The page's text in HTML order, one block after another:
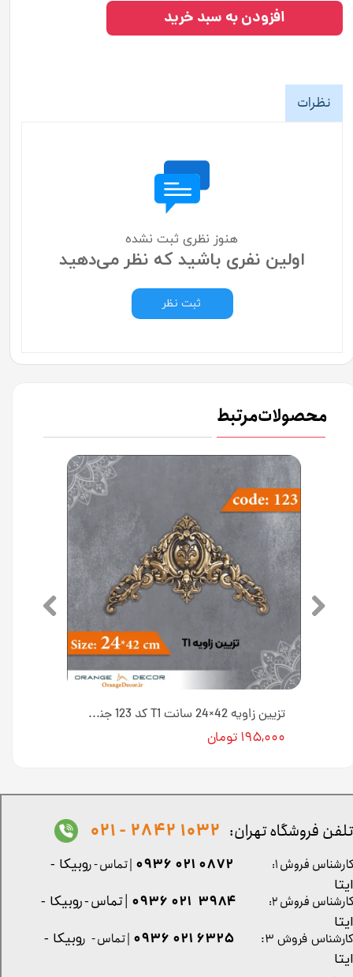
افزودن به سبد خرید
نظرات
هنوز نظری ثبت نشده
اولین نفری باشید که نظر می‌دهید
ثبت نظر
محصولات مرتبط
تزیین زاویه 42×24 سانت T1 کد 123 جنس پلی استایرن [انبار اصفهان]
۱۹۵,۰۰۰ تومان
کارشناس فروش ۳: ۶۳۲۵ ۰۲۱ ۰۹۳۶ | تماس - روبیکا -
ایتا
تلفن فروشگاه تهران: 1032 2842 - 021
کارشناس فروش ۱: 0872 021 0936 | تماس - روبیکا -
ایتا
کارشناس فروش ۲:
۳۹۸۴ ۰۲۱ ۰۹۳۶ | تماس - روبیکا -
ایتا